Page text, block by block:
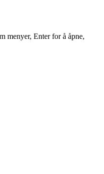
menyer, Enter for å åpne,